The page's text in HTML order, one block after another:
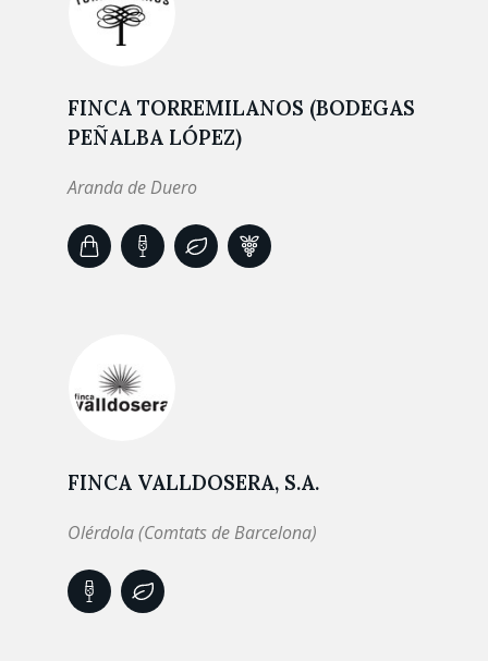
FINCA TORREMILANOS (BODEGAS
PEÑALBA LÓPEZ)
Aranda de Duero
FINCA VALLDOSERA, S.A.
Olérdola (Comtats de Barcelona)